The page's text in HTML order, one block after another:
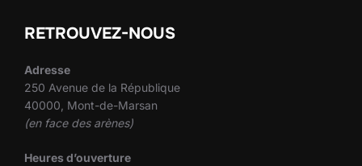
RETROUVEZ-NOUS
Adresse
250 Avenue de la République
40000, Mont-de-Marsan
(en face des arènes)
Heures d’ouverture